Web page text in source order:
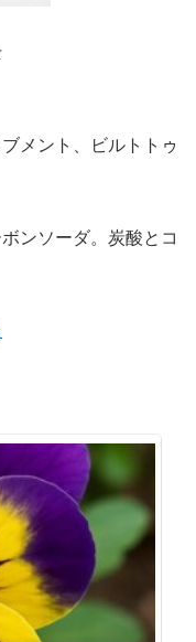
メント、ビルトトゥ
ンソーダ。炭酸とコ